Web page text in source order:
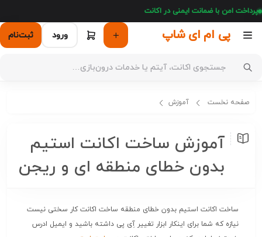
پرداخت امن با ضمانت ایمنی در اکانت
پی ام ای شاپ ورود ثبت‌نام
صفحه نخست آموزش
آموزش ساخت اکانت استیم
بدون خطای منطقه‌ ای و ریجن
ساخت اکانت استیم بدون خطای منطقه ساخت اکانت کار سختی نیست
نیازه که شما برای اینکار ابزار تغییر آِی پی داشته باشید و ایمیل ادرس